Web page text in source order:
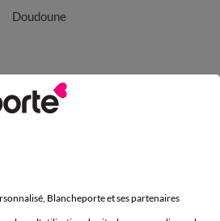
Doudoune
sécurisé
en plusieurs fois
Blancheporte et ses partenaires